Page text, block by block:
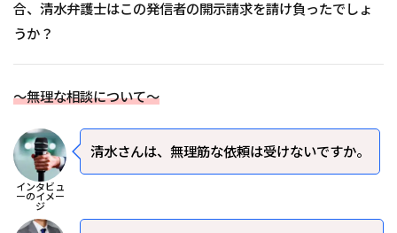
合、清水弁護士はこの発信者の開示請求を請け負ったでしょ
うか？
～無理な相談について～
インタビュ
ーのイメー
ジ
――清水さんは、無理筋な依頼は受けないですか。